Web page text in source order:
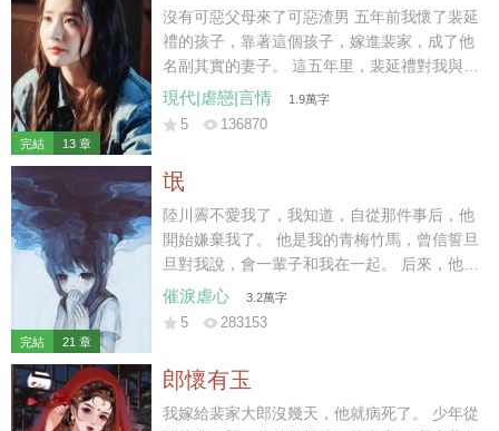
完結 13 章
沒有可惡父母來了可惡渣男 五年前我懷了裴延
禮的孩子，靠著這個孩子，嫁進裴家，成了他
名副其實的妻子。 這五年里，裴延禮對我與孩
子不聞不問，冷淡至極。 三天前，我與他的孩
子意外遭遇車禍而亡，他與白月光遠赴西利，
現代|虐戀|言情 1.9萬字
5 136870
完結 21 章
氓
陸川霽不愛我了，我知道，自從那件事后，他
開始嫌棄我了。 他是我的青梅竹馬，曾信誓旦
旦對我說，會一輩子和我在一起。 后來，他遇
見另一個干凈明媚的女孩子。 「薇薇，我一直
拿你當妹妹看的。」
催淚虐心 3.2萬字
5 283153
郎懷有玉
我嫁給裴家大郎沒幾天，他就病死了。 少年從